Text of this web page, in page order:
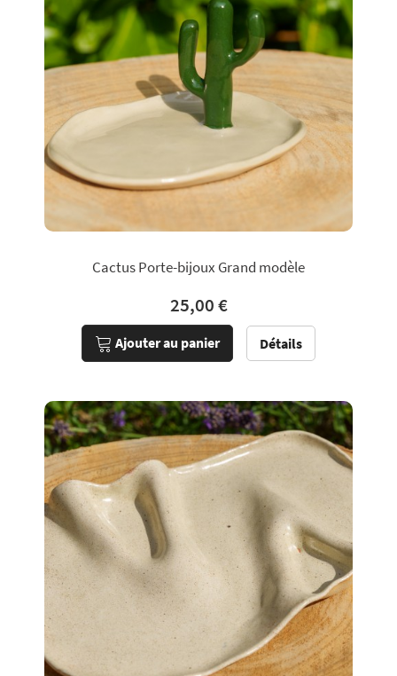
Cactus Porte-bijoux Grand modèle
25,00 €
Ajouter au panier Détails